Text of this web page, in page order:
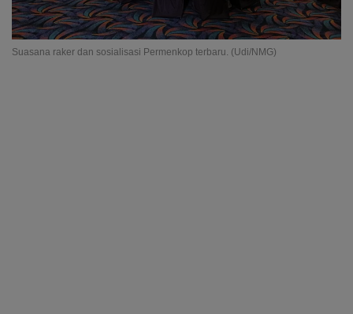
Suasana raker dan sosialisasi Permenkop terbaru. (Udi/NMG)